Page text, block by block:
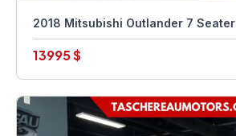
2018 Mitsubishi Outlander 7 Seater
13995 $